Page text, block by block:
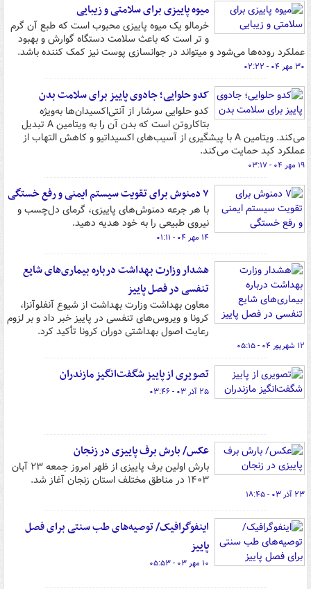
میوه پاییزی برای سلامتی و زیبایی
خرمالو یک میوه پاییزی محبوب است که طبع آن گرم
و تر است که باعث سلامت دستگاه گوارش و بهبود
عملکرد روده‌ها می‌شود و میتواند در جوانسازی پوست نیز کمک کننده باشد.
۳۰ مهر ۰۴ - ۰۲:۲۲
کدو حلوایی؛ جادوی پاییز برای سلامت بدن
کدو حلوایی سرشار از آنتی‌اکسیدان‌ها به‌ویژه
بتاکاروتن است که بدن آن را به ویتامین A تبدیل
می‌کند. ویتامین A با پیشگیری از آسیب‌های اکسیداتیو و کاهش التهاب از
عملکرد کبد حمایت می‌کند.
۱۹ مهر ۰۴ - ۰۳:۱۷
۷ دمنوش برای تقویت سیستم ایمنی و رفع خستگی
با هر جرعه دمنوش‌های پاییزی، گرمای دل‌چسب و
نیروی طبیعی را به خود هدیه دهید.
۱۴ مهر ۰۴ - ۰۱:۱۱
هشدار وزارت بهداشت درباره بیماری‌های شایع
تنفسی در فصل پاییز
معاون بهداشت وزارت بهداشت از شیوع آنفلوآنزا،
کرونا و ویروس‌های تنفسی در پاییز خبر داد و بر لزوم
رعایت اصول بهداشتی دوران کرونا تأکید کرد.
۱۲ شهریور ۰۴ - ۰۵:۱۵
تصویری از پاییز شگفت‌انگیز مازندران
۲۵ آذر ۰۳ - ۰۳:۴۶
عکس/ بارش برف پاییزی در زنجان
بارش اولین برف پاییزی از ظهر امروز جمعه ۲۳ آبان
۱۴۰۳ در مناطق مختلف استان زنجان آغاز شد.
۲۳ آذر ۰۳ - ۱۸:۴۵
اینفوگرافیک/ توصیه‌های طب سنتی برای فصل
پاییز
۱۰ مهر ۰۳ - ۰۵:۵۳